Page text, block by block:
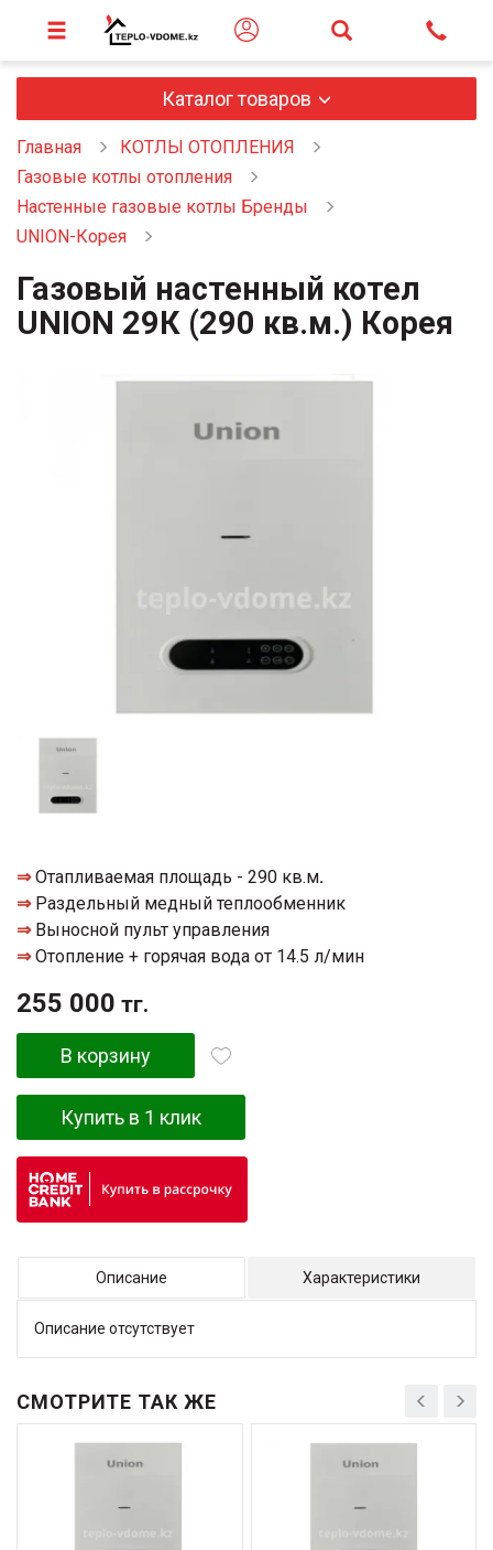
Каталог товаров
Главная
КОТЛЫ ОТОПЛЕНИЯ
Газовые котлы отопления
Настенные газовые котлы Бренды
UNION-Корея
Газовый настенный котел
UNION 29К (290 кв.м.) Корея
⇒ Отапливаемая площадь - 290 кв.м.
⇒Раздельный медный теплообменник
⇒ Выносной пульт управления
⇒ Отопление + горячая вода от 14.5 л/мин
255 000 тг.
В корзину
Купить в 1 клик
Описание Характеристики
Описание отсутствует
СМОТРИТЕ ТАК ЖЕ